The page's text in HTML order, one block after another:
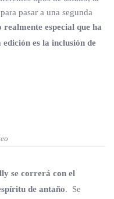
pasar a una segunda
realmente especial que ha
es la inclusión de
se correrá con el
de antaño. Se